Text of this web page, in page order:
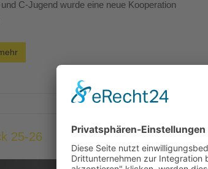
C-Jugend wurde eine neue Kooperation
25-26